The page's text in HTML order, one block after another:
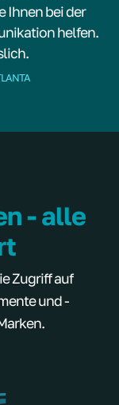
Ihnen bei der
helfen.
- alle
Zugriff auf
und -